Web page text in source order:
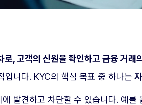
로, 고객의 신원을 확인하고 금융 거래
입니다. KYC의 핵심 목표 중 하나는
발견하고 차단할 수 있습니다. 예